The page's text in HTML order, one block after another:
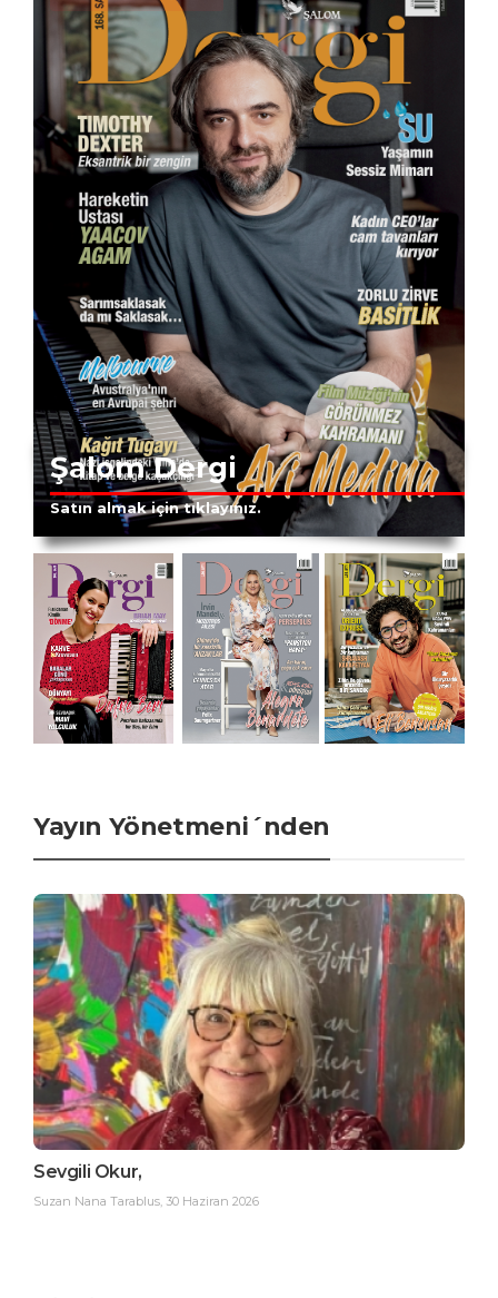
Şalom Dergi
Satın almak için tıklayınız.
Yayın Yönetmeni´nden
Sevgili Okur,
Suzan Nana Tarablus, 30 Haziran 2026